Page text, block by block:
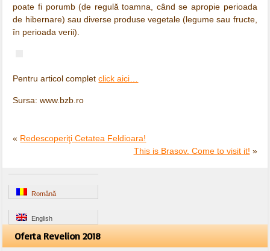
poate fi porumb (de regulă toamna, când se apropie perioada
de hibernare) sau diverse produse vegetale (legume sau fructe,
în perioada verii).
Pentru articol completclick aici…
Sursa: www.bzb.ro
« Redescoperiţi Cetatea Feldioara!
This is Brasov. Come to visit it! »
Română
English
Oferta Revelion 2018